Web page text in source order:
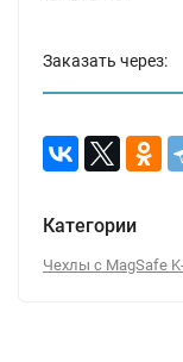
Заказать через:
Категории
Чехлы с MagSafe